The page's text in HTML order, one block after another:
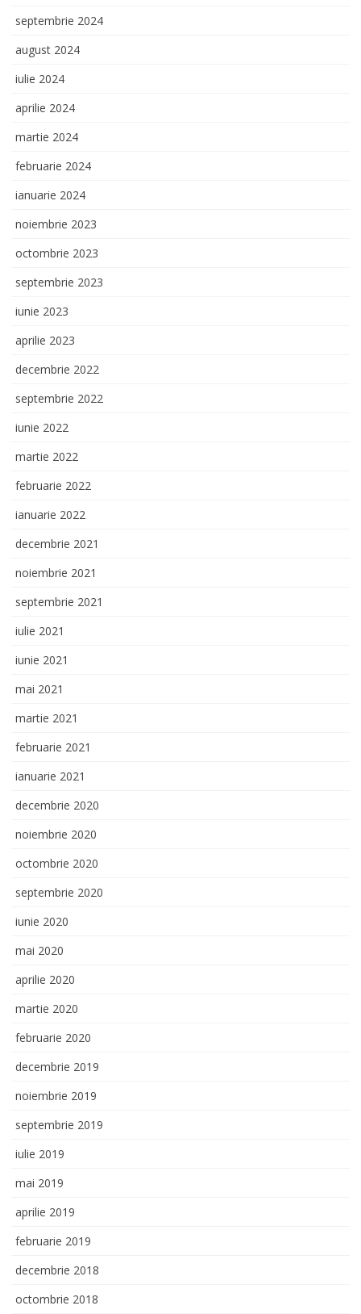
septembrie 2024
august 2024
iulie 2024
aprilie 2024
martie 2024
februarie 2024
ianuarie 2024
noiembrie 2023
octombrie 2023
septembrie 2023
iunie 2023
aprilie 2023
decembrie 2022
septembrie 2022
iunie 2022
martie 2022
februarie 2022
ianuarie 2022
decembrie 2021
noiembrie 2021
septembrie 2021
iulie 2021
iunie 2021
mai 2021
martie 2021
februarie 2021
ianuarie 2021
decembrie 2020
noiembrie 2020
octombrie 2020
septembrie 2020
iunie 2020
mai 2020
aprilie 2020
martie 2020
februarie 2020
decembrie 2019
noiembrie 2019
septembrie 2019
iulie 2019
mai 2019
aprilie 2019
februarie 2019
decembrie 2018
octombrie 2018